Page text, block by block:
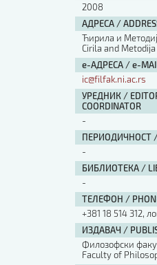
Шаблон прве стране и
Шаблон прве стране и
Шаблон прве стране и
Етички кодекс
Наслов или део наслова
2008
АДРЕСА /
Ћирила и
Cirila and Metodija
е-АДРЕСА / e-
ic@filfak.ni.ac.rs
УРЕДНИК /
COORDINATOR
-
ПЕРИОДИЧНОСТ /
-
БИБЛИОТЕКА /
-
ТЕЛЕФОН /
+381 18 514 312,
ИЗДАВАЧ /
Филозофски
Faculty of